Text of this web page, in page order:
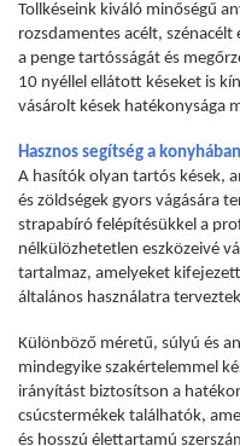
Tollkéseink kiváló minőségű
rozsdamentes acélt, szénacélt
a penge tartósságát és
10 nyéllel ellátott késeket is
vásárolt kések hatékonysága
Hasznos segítség a
A hasítók olyan tartós kések,
és zöldségek gyors vágására
strapabíró felépítésükkel a
nélkülözhetetlen eszközeivé
tartalmaz, amelyeket
általános használatra
Különböző méretű, súlyú és
mindegyike szakértelemmel
irányítást biztosítson a
csúcstermékek találhatók,
és hosszú élettartamú